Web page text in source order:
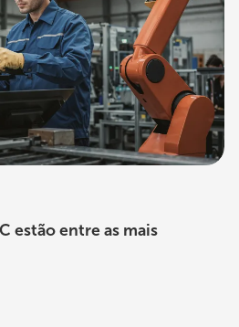
estão entre as mais